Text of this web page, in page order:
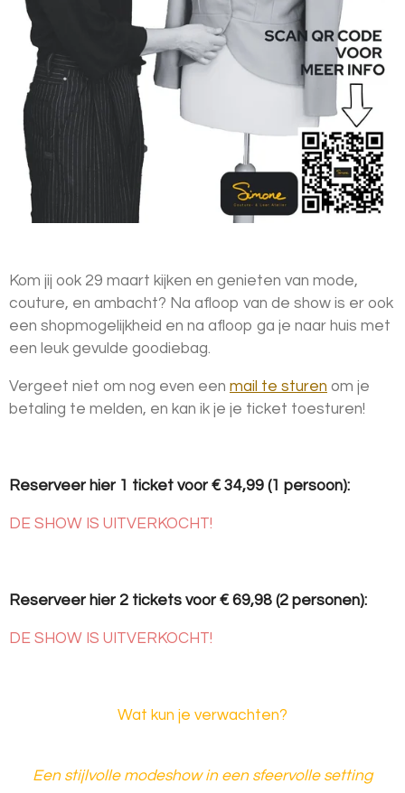
Kom jij ook 29 maart kijken en genieten van mode,
couture, en ambacht? Na afloop van de show is er ook
een shopmogelijkheid en na afloop ga je naar huis met
een leuk gevulde goodiebag.
Vergeet niet om nog even een mail te sturen om je
betaling te melden, en kan ik je je ticket toesturen!
Reserveer hier 1 ticket voor € 34,99 (1 persoon):
DE SHOW IS UITVERKOCHT!
Reserveer hier 2 tickets voor € 69,98 (2 personen):
DE SHOW IS UITVERKOCHT!
Wat kun je verwachten?
Een stijlvolle modeshow in een sfeervolle setting